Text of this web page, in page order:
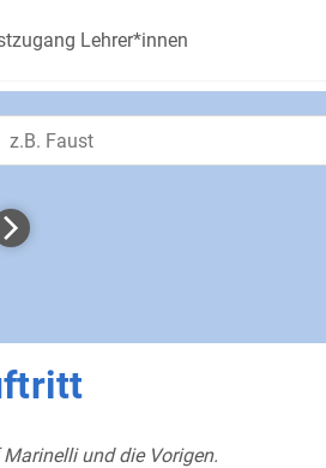
Lehrer*innen
und die Vorigen.